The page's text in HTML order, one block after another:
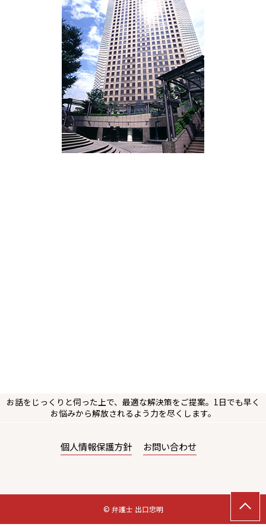
お話をじっくりと伺った上で、最適な解決策をご提案。1日でも早く
お悩みから解放されるよう力を尽くします。
個人情報保護方針 お問い合わせ
© 弁護士 出口忠明